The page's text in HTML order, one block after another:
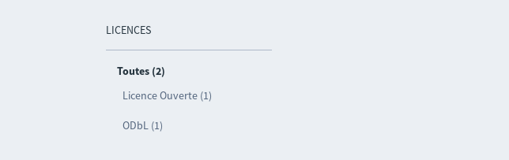
LICENCES
Toutes (2)
Licence Ouverte (1)
ODbL (1)